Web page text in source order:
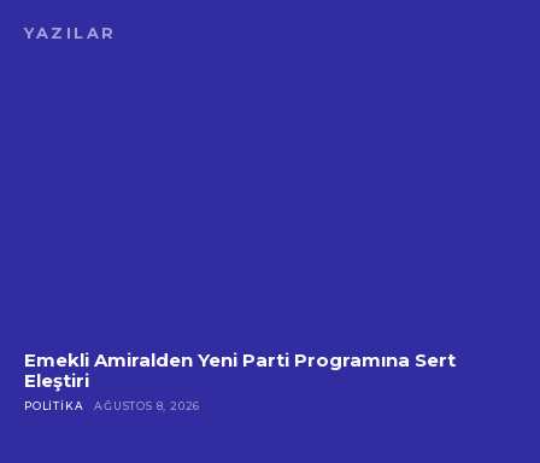
YAZILAR
Emekli Amiralden Yeni Parti Programına Sert
Eleştiri
POLITIKA AĞUSTOS 8, 2026